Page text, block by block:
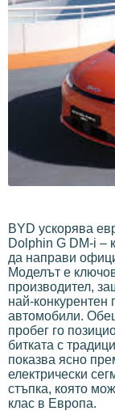
BYD ускорява
Dolphin G DM-i –
да направи
Моделът е
производител,
най-конкурентен
автомобили.
пробег го
битката с
показва ясно
електрически
стъпка, която
клас в Европа.